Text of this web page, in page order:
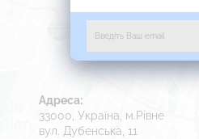
Адреса:
33000, Україна, м.Рівне
вул. Дубенська, 11